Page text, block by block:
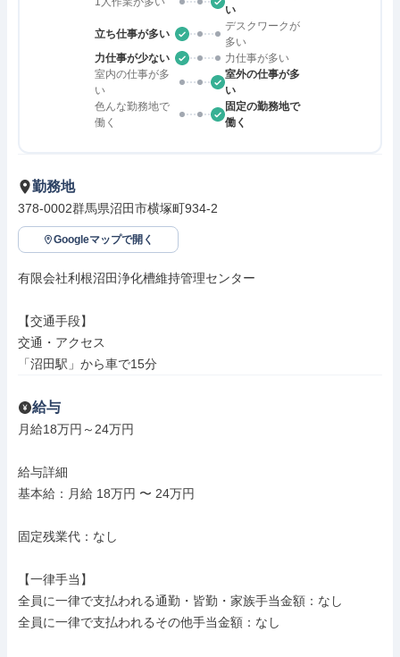
い
立ち仕事が多い
デスクワークが
多い
力仕事が少ない
力仕事が多い
室内の仕事が多
い
室外の仕事が多
い
色んな勤務地で
働く
固定の勤務地で
働く
勤務地
378-0002群馬県沼田市横塚町934-2
Googleマップで開く
有限会社利根沼田浄化槽維持管理センター
【交通手段】
交通・アクセス
「沼田駅」から車で15分
給与
月給18万円～24万円
給与詳細
基本給：月給 18万円 〜 24万円
固定残業代：なし
【一律手当】
全員に一律で支払われる通勤・皆勤・家族手当金額：なし
全員に一律で支払われるその他手当金額：なし